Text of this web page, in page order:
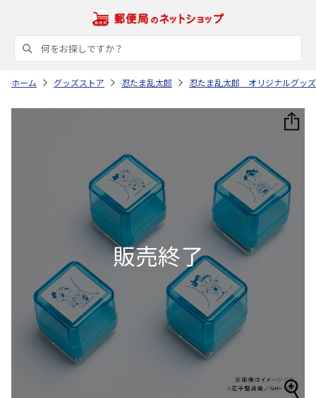
ホーム グッズストア 忍たま乱太郎 忍たま乱太郎 オリジナルグッズ